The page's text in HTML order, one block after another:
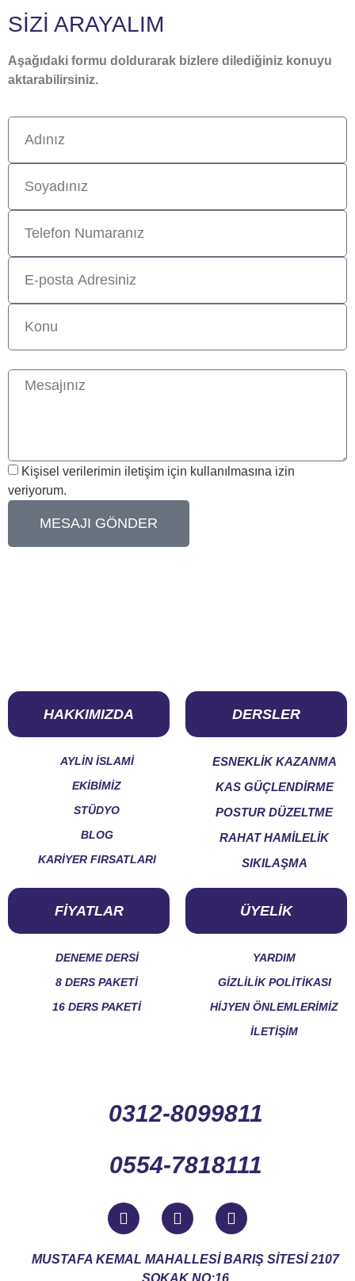
SİZİ ARAYALIM
Aşağıdaki formu doldurarak bizlere dilediğiniz konuyu
aktarabilirsiniz.
Kişisel verilerimin iletişim için kullanılmasına izin
veriyorum.
MESAJI GÖNDER
HAKKIMIZDA
AYLİN İSLAMİ
EKİBİMİZ
STÜDYO
BLOG
KARİYER FIRSATLARI
DERSLER
ESNEKLİK KAZANMA
KAS GÜÇLENDİRME
POSTUR DÜZELTME
RAHAT HAMİLELİK
SIKILAŞMA
FİYATLAR
DENEME DERSİ
8 DERS PAKETİ
16 DERS PAKETİ
ÜYELİK
YARDIM
GİZLİLİK POLİTİKASI
HİJYEN ÖNLEMLERİMİZ
İLETİŞİM
0312-8099811
0554-7818111
MUSTAFA KEMAL MAHALLESİ BARIŞ SİTESİ 2107
SOKAK NO:16